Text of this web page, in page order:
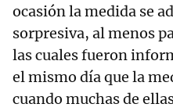
ocasión la medida se
sorpresiva, al menos
las cuales fueron
el mismo día que la
cuando muchas de